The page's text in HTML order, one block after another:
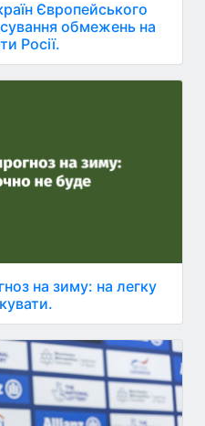
Європейського
обмежень на
Росії.
на зиму: на легку